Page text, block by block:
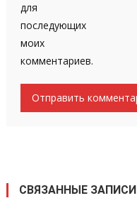
для
последующих
моих
комментариев.
СВЯЗАННЫЕ ЗАПИСИ